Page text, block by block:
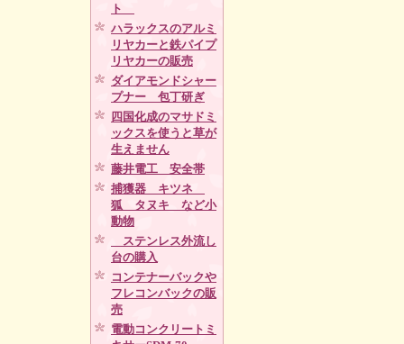
ト
ハラックスのアルミ
リヤカーと鉄パイプ
リヤカーの販売
ダイアモンドシャー
プナー 包丁研ぎ
四国化成のマサドミ
ックスを使うと草が
生えません
藤井電工 安全帯
捕獲器 キツネ
狐 タヌキ など小
動物
ステンレス外流し
台の購入
コンテナーバックや
フレコンバックの販
売
電動コンクリートミ